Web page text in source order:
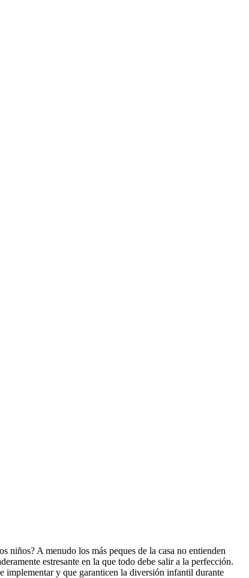
A menudo los más peques de la casa no entienden
estresante en la que todo debe salir a la perfección.
implementar y que garanticen la diversión infantil durante